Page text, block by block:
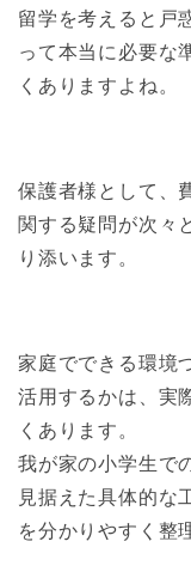
留学を考えると戸
って本当に必要な
くありますよね。
保護者様として、
関する疑問が次々
り添います。
家庭でできる環境
活用するかは、実
くあります。
我が家の小学生で
見据えた具体的な
を分かりやすく整